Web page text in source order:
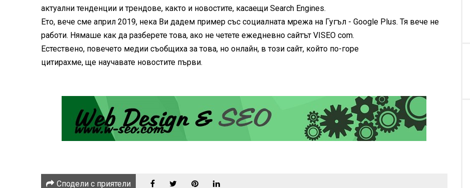
актуални тенденции и трендове, както и новостите, касаещи Search Engines.
Ето, вече сме април 2019, нека Ви дадем пример със социалната мрежа на Гугъл - Google Plus. Тя вече не
работи. Нямаше как да разберете това, ако не четете ежедневно сайтът VISEO com.
Естествено, повечето медии съобщиха за това, но онлайн, в този сайт, който по-горе
цитирахме, ще научавате новостите първи.
Сподели с приятели